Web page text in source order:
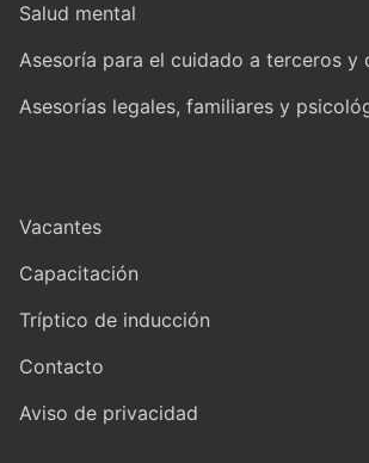
Salud mental
Asesoría para el cuidado a terceros y
Asesorías legales, familiares y
Vacantes
Capacitación
Tríptico de inducción
Contacto
Aviso de privacidad